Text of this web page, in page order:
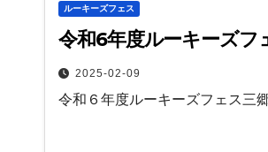
ルーキーズフェス
令和6年度ルーキーズフ
2025-02-09
令和６年度ルーキーズフェス三